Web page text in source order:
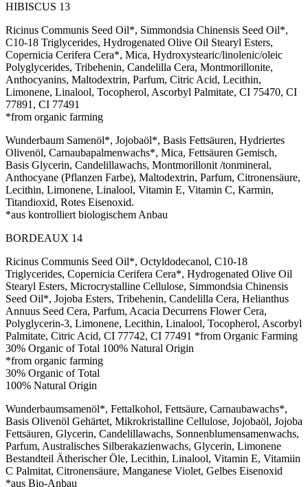
HIBISCUS 13
Ricinus Communis Seed Oil*, Simmondsia Chinensis Seed Oil*,
C10-18 Triglycerides, Hydrogenated Olive Oil Stearyl Esters,
Copernicia Cerifera Cera*, Mica, Hydroxystearic/linolenic/oleic
Polyglycerides, Tribehenin, Candelilla Cera, Montmorillonite,
Anthocyanins, Maltodextrin, Parfum, Citric Acid, Lecithin,
Limonene, Linalool, Tocopherol, Ascorbyl Palmitate, CI 75470, CI
77891, CI 77491
*from organic farming
Wunderbaum Samenöl*, Jojobaöl*, Basis Fettsäuren, Hydriertes
Olivenöl, Carnaubapalmenwachs*, Mica, Fettsäuren Gemisch,
Basis Glycerin, Candelillawachs, Montmorillonit /tonmineral,
Anthocyane (Pflanzen Farbe), Maltodextrin, Parfum, Citronensäure,
Lecithin, Limonene, Linalool, Vitamin E, Vitamin C, Karmin,
Titandioxid, Rotes Eisenoxid.
*aus kontrolliert biologischem Anbau
BORDEAUX 14
Ricinus Communis Seed Oil*, Octyldodecanol, C10-18
Triglycerides, Copernicia Cerifera Cera*, Hydrogenated Olive Oil
Stearyl Esters, Microcrystalline Cellulose, Simmondsia Chinensis
Seed Oil*, Jojoba Esters, Tribehenin, Candelilla Cera, Helianthus
Annuus Seed Cera, Parfum, Acacia Decurrens Flower Cera,
Polyglycerin-3, Limonene, Lecithin, Linalool, Tocopherol, Ascorbyl
Palmitate, Citric Acid, CI 77742, CI 77491 *from Organic Farming
30% Organic of Total 100% Natural Origin
*from organic farming
30% Organic of Total
100% Natural Origin
Wunderbaumsamenöl*, Fettalkohol, Fettsäure, Carnaubawachs*,
Basis Olivenöl Gehärtet, Mikrokristalline Cellulose, Jojobaöl, Jojoba
Fettsäuren, Glycerin, Candelillawachs, Sonnenblumensamenwachs,
Parfum, Australisches Silberakazienwachs, Glycerin, Limonene
Bestandteil Ätherischer Öle, Lecithin, Linalool, Vitamin E, Vitamiin
C Palmitat, Citronensäure, Manganese Violet, Gelbes Eisenoxid
*aus Bio-Anbau